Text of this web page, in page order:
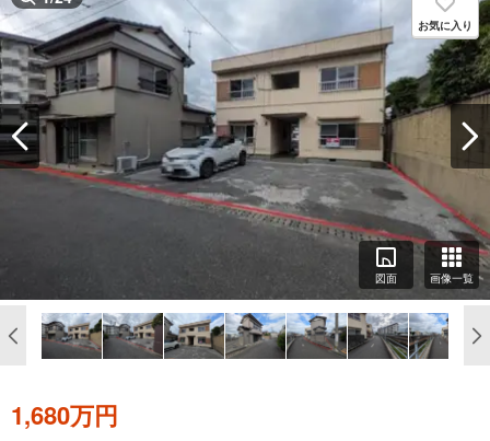
お気に入り
図面 画像一覧
1,680万円